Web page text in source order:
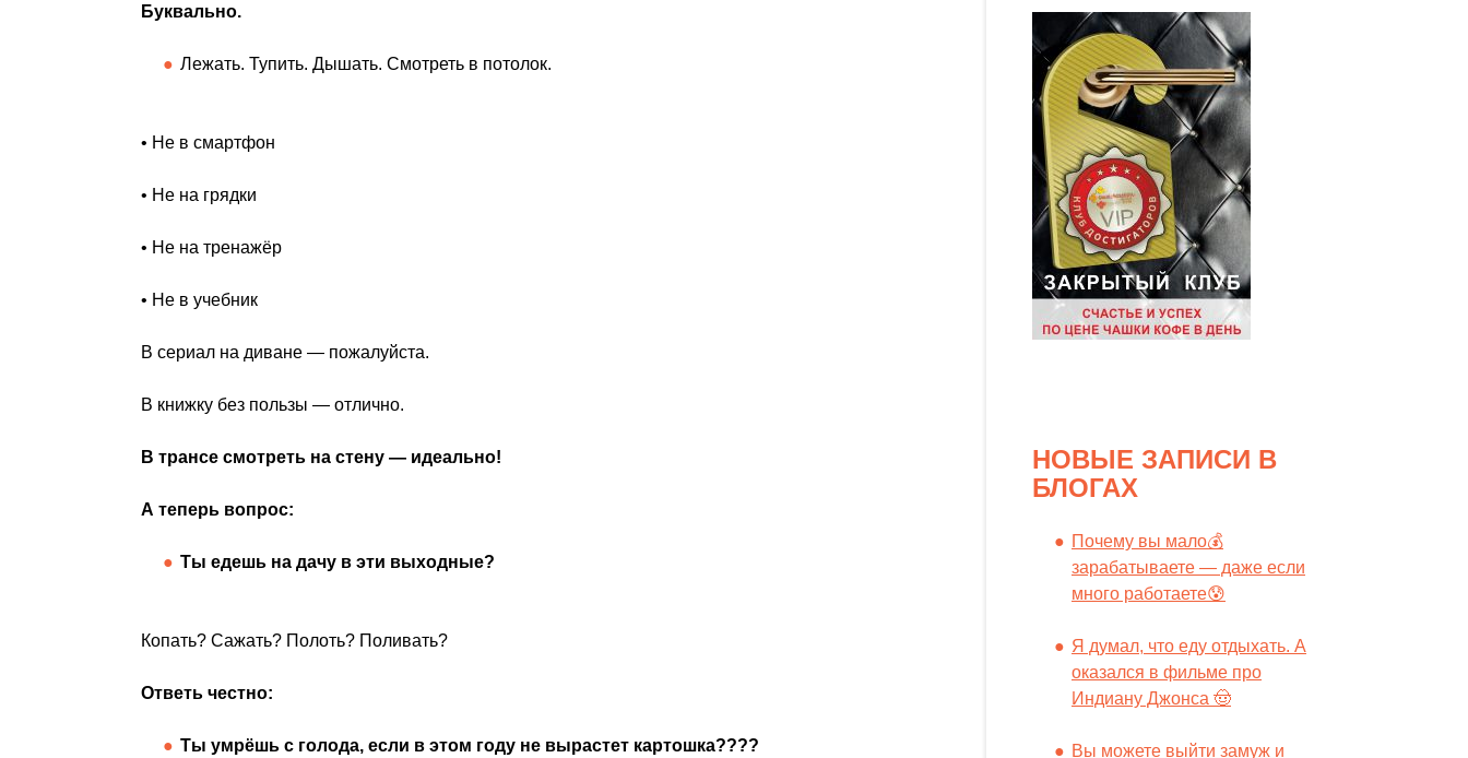
Буквально.
Лежать. Тупить. Дышать. Смотреть в потолок.
• Не в смартфон
• Не на грядки
• Не на тренажёр
• Не в учебник
В сериал на диване — пожалуйста.
В книжку без пользы — отлично.
В трансе смотреть на стену — идеально!
А теперь вопрос:
Ты едешь на дачу в эти выходные?
Копать? Сажать? Полоть? Поливать?
Ответь честно:
Ты умрёшь с голода, если в этом году не вырастет картошка????
НОВЫЕ ЗАПИСИ В
БЛОГАХ
Почему вы мало💰
зарабатываете — даже если
много работаете😰
Я думал, что еду отдыхать. А
оказался в фильме про
Индиану Джонса 🤠
Вы можете выйти замуж и